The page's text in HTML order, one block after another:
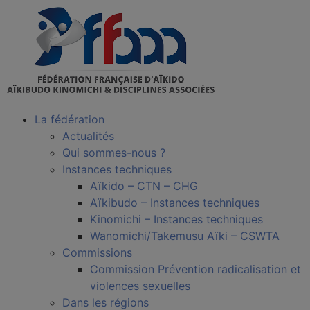
La fédération
Actualités
Qui sommes-nous ?
Instances techniques
Aïkido – CTN – CHG
Aïkibudo – Instances techniques
Kinomichi – Instances techniques
Wanomichi/Takemusu Aïki – CSWTA
Commissions
Commission Prévention radicalisation et
violences sexuelles
Dans les régions